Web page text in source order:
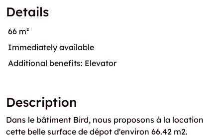
Details
66 m²
Immediately available
Additional benefits: Elevator
Description
Dans le bâtiment Bird, nous proposons à la location
cette belle surface de dépot d'environ 66.42 m2.